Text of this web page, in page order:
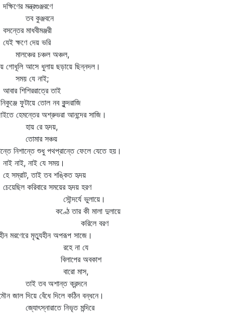
মন্ত্রগুঞ্জরণে
কুঞ্জবনে
মাধবীমঞ্জরী
ক্ষণে দেয় ভরি
চঞ্চল অঞ্চল,
গোধূলি আসে ধুলায় ছড়ায়ে ছিন্নদল।
যে নাই;
শিশিররাত্রে তাই
ফুটায়ে তোল নব কুন্দরাজি
হেমন্তের অশ্রুভরা আনন্দের সাজি।
রে হৃদয়,
সঞ্চয়
নিশান্তে শুধু পথপ্রান্তে ফেলে যেতে হয়।
নাই, নাই যে সময়।
সম্রাট, তাই তব শঙ্কিত হৃদয়
করিবারে সময়ের হৃদয় হরণ
ভুলায়ে।
তার কী মালা দুলায়ে
বরণ
মরণেরে মৃত্যুহীন অপরূপ সাজে।
না যে
অবকাশ
মাস,
তব অশান্ত ক্রন্দনে
জাল দিয়ে বেঁধে দিলে কঠিন বন্ধনে।
নিভৃত মন্দিরে